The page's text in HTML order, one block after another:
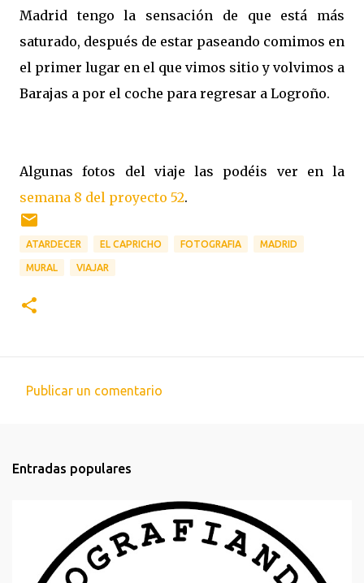
Madrid tengo la sensación de que está más
saturado, después de estar paseando comimos en
el primer lugar en el que vimos sitio y volvimos a
Barajas a por el coche para regresar a Logroño.
Algunas fotos del viaje las podéis ver en la
semana 8 del proyecto 52.
ATARDECER EL CAPRICHO FOTOGRAFIA MADRID
MURAL VIAJAR
e
Publicar un comentario
Entradas populares